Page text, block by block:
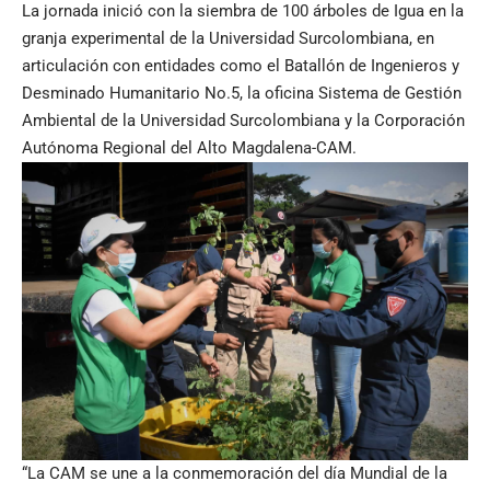
La jornada inició con la siembra de 100 árboles de Igua en la
granja experimental de la Universidad Surcolombiana, en
articulación con entidades como el Batallón de Ingenieros y
Desminado Humanitario No.5, la oficina Sistema de Gestión
Ambiental de la Universidad Surcolombiana y la Corporación
Autónoma Regional del Alto Magdalena-CAM.
“La CAM se une a la conmemoración del día Mundial de la